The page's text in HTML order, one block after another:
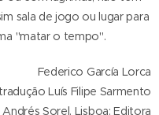
sala de jogo ou lugar para
"matar o tempo".
Federico García Lorca
tradução Luís Filipe Sarmento
Sorel. Lisboa: Editora